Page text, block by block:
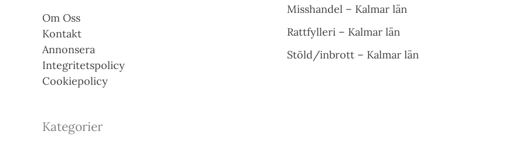
Om Oss
Kontakt
Annonsera
Integritetspolicy
Cookiepolicy
Kategorier
Misshandel – Kalmar län
Rattfylleri – Kalmar län
Stöld/inbrott – Kalmar län